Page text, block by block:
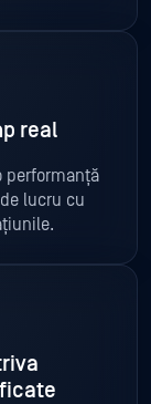
real
performanță
lucru cu